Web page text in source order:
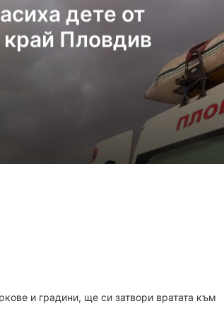
дете от
край Пловдив
Пожарникари спасиха дете от водите на язовир край Пловдив
и градини, ще си затвори вратата към